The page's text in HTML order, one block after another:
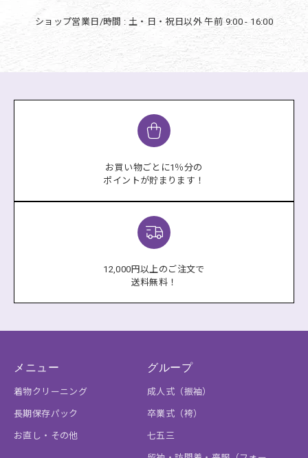
ショップ営業日/時間 : 土・日・祝日以外 午前 9:00 - 16:00
お買い物ごとに1％分の
ポイントが貯まります！
12,000円以上のご注文で
送料無料！
メニュー
着物クリーニング
長期保存パック
お直し・その他
グループ
成人式（振袖）
卒業式（袴）
七五三